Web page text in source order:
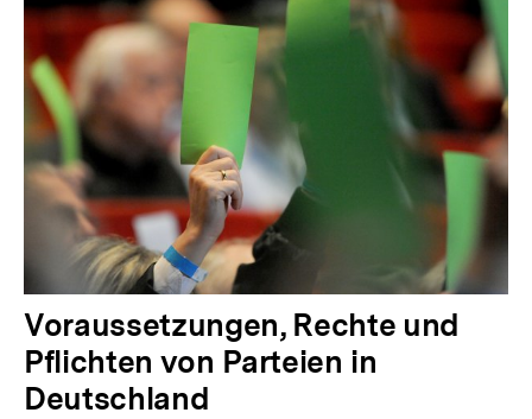
Voraussetzungen, Rechte und
Pflichten von Parteien in
Deutschland